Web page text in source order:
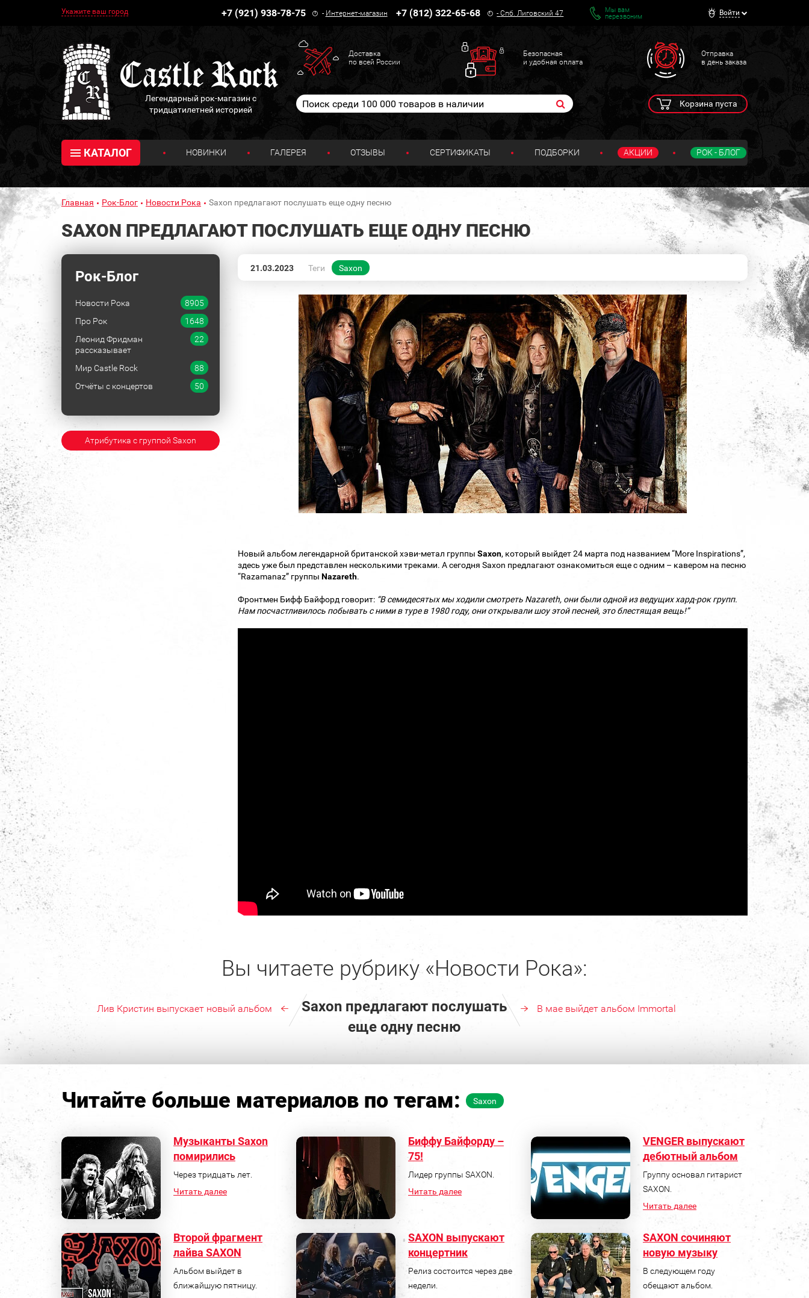
Укажите ваш город +7 (921) 938-78-75 - Интернет-магазин +7 (812) 322-65-68 -Спб. Лиговский 47
Мы вам
перезвоним
Войти
Легендарный рок-магазин с
тридцатилетней историей
Доставка
по всей России
Безопасная
и удобная оплата
Отправка
в день заказа
Корзина пуста
КАТАЛОГ НОВИНКИ ГАЛЕРЕЯ ОТЗЫВЫ СЕРТИФИКАТЫ ПОДБОРКИ АКЦИИ РОК - БЛОГ
Главная Рок-Блог Новости Рока Saxon предлагают послушать еще одну песню
SAXON ПРЕДЛАГАЮТ ПОСЛУШАТЬ ЕЩЕ ОДНУ ПЕСНЮ
Рок-Блог
Новости Рока
8905
Про Рок
1648
Леонид Фридман
рассказывает
22
Мир Castle Rock
88
Отчёты с концертов
50
Атрибутика с группой Saxon
21.03.2023 Теги Saxon
Новый альбом легендарной британской хэви-метал группы Saxon, который выйдет 24 марта под названием “More Inspirations”,
здесь уже был представлен несколькими треками. А сегодня Saxon предлагают ознакомиться еще с одним – кавером на песню
“Razamanaz” группы Nazareth.
Фронтмен Бифф Байфорд говорит: “В семидесятых мы ходили смотреть Nazareth, они были одной из ведущих хард-рок групп.
Нам посчастливилось побывать с ними в туре в 1980 году, они открывали шоу этой песней, это блестящая вещь!”
Вы читаете рубрику «Новости Рока»:
Лив Кристин выпускает новый альбом
Saxon предлагают послушать
еще одну песню
В мае выйдет альбом Immortal
Читайте больше материалов по тегам: Saxon
Музыканты Saxon
помирились
Через тридцать лет.
Читать далее
Биффу Байфорду –
75!
Лидер группы SAXON.
Читать далее
VENGER выпускают
дебютный альбом
Группу основал гитарист
SAXON.
Читать далее
Второй фрагмент
лайва SAXON
Альбом выйдет в
ближайшую пятницу.
SAXON выпускают
концертник
Релиз состоится через две
недели.
SAXON сочиняют
новую музыку
В следующем году
обещают альбом.